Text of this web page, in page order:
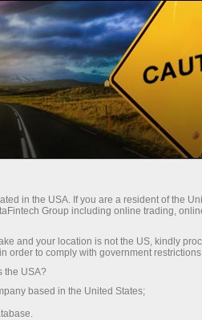
Contests Real Scalping
demo-accounts.The
is $6,000 per
year.Those who made
are announced as the
in the USA. If you are a resident of the
Group including online trading,
and your location is not the US, kindly
order to comply with government
the USA?
based in the United States;